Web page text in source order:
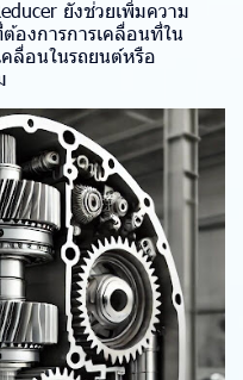
ยังช่วยเพิ่มความ
องการการเคลื่อนที่ใน
ลื่อนในรถยนต์หรือ